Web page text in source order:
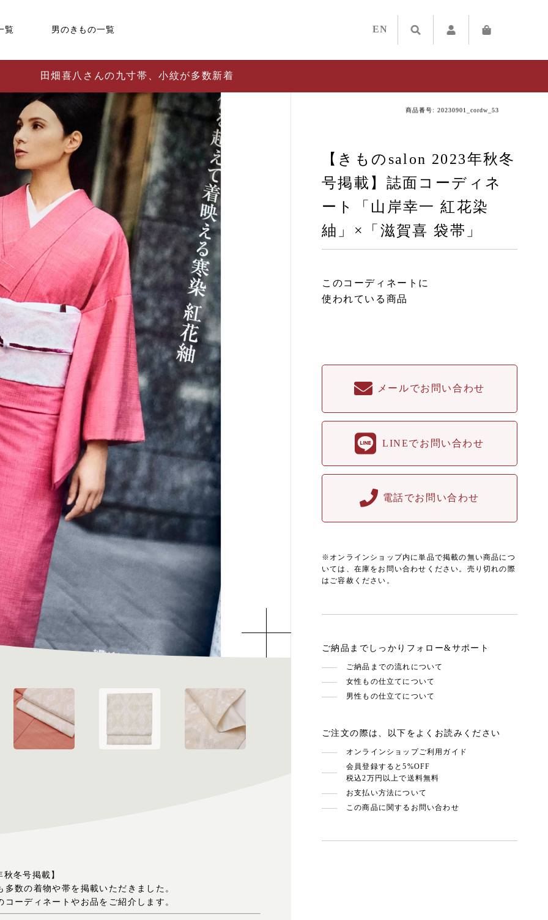
覧 男のきもの一覧 EN
田畑喜八さんの九寸帯、小紋が多数新着
秋冬号掲載】
多数の着物や帯を掲載いただきました。
コーディネートやお品をご紹介します。
商品番号: 20230901_cordw_53
【きものsalon 2023年秋冬
号掲載】誌面コーディネ
ート「山岸幸一 紅花染
紬」×「滋賀喜 袋帯」
このコーディネートに
使われている商品
メールでお問い合わせ
LINEでお問い合わせ
電話でお問い合わせ
※オンラインショップ内に単品で掲載の無い商品につ
いては、在庫をお問い合わせください。売り切れの際
はご容赦ください。
ご納品までしっかりフォロー&サポート
ご納品までの流れについて
女性もの仕立てについて
男性もの仕立てについて
ご注文の際は、以下をよくお読みください
オンラインショップご利用ガイド
会員登録すると5%OFF
税込2万円以上で送料無料
お支払い方法について
この商品に関するお問い合わせ